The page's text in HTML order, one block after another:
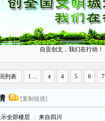
自贡创文，我们在行动！
1 ... 4 5 6 7
列表
[复制链接]
示全部楼层 来自四川